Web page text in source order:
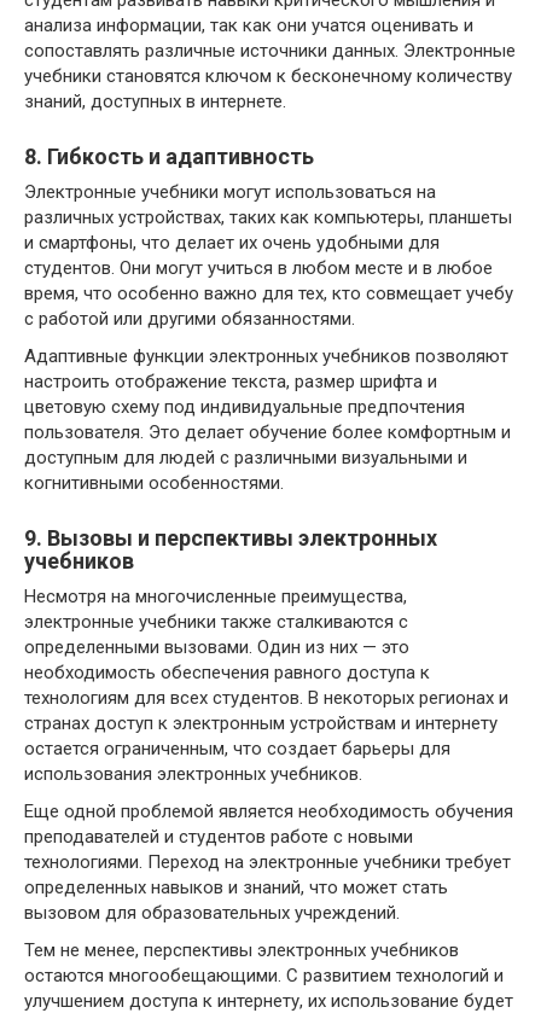
анализа информации, так как они учатся оценивать и
сопоставлять различные источники данных. Электронные
учебники становятся ключом к бесконечному количеству
знаний, доступных в интернете.
8. Гибкость и адаптивность
Электронные учебники могут использоваться на
различных устройствах, таких как компьютеры, планшеты
и смартфоны, что делает их очень удобными для
студентов. Они могут учиться в любом месте и в любое
время, что особенно важно для тех, кто совмещает учебу
с работой или другими обязанностями.
Адаптивные функции электронных учебников позволяют
настроить отображение текста, размер шрифта и
цветовую схему под индивидуальные предпочтения
пользователя. Это делает обучение более комфортным и
доступным для людей с различными визуальными и
когнитивными особенностями.
9. Вызовы и перспективы электронных
учебников
Несмотря на многочисленные преимущества,
электронные учебники также сталкиваются с
определенными вызовами. Один из них — это
необходимость обеспечения равного доступа к
технологиям для всех студентов. В некоторых регионах и
странах доступ к электронным устройствам и интернету
остается ограниченным, что создает барьеры для
использования электронных учебников.
Еще одной проблемой является необходимость обучения
преподавателей и студентов работе с новыми
технологиями. Переход на электронные учебники требует
определенных навыков и знаний, что может стать
вызовом для образовательных учреждений.
Тем не менее, перспективы электронных учебников
остаются многообещающими. С развитием технологий и
улучшением доступа к интернету, их использование будет